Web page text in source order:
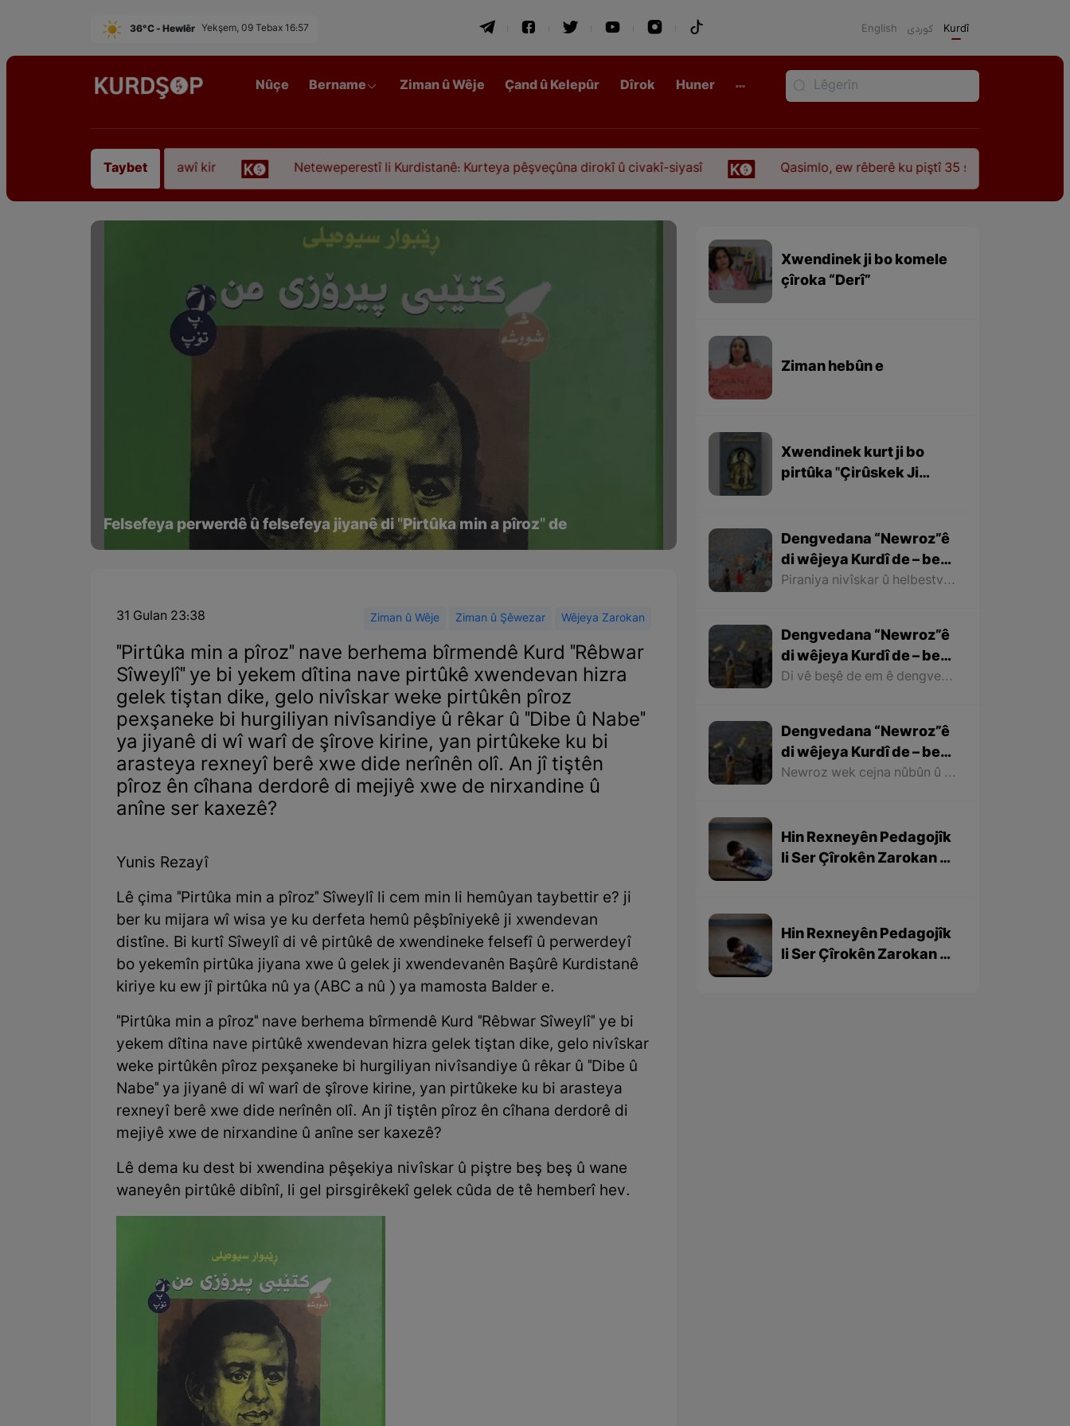
36°C - Hewlêr Yekşem, 09 Tebax 16:57 English كوردی Kurdî
Nûçe Bername Ziman û Wêje Çand û Kelepûr Dîrok Huner
Taybet
Sofyanî” koça dawî kir Neteweperestî li Kurdistanê: Kurteya pêşveçûna dirokî û civakî-siyasî Qasimlo, ew rêberê ku piştî 35 sal ji şehîdbûna wî hê jî
Felsefeya perwerdê û felsefeya jiyanê di "Pirtûka min a pîroz" de
31 Gulan 23:38 Ziman û Wêje Ziman û Şêwezar Wêjeya Zarokan
"Pirtûka min a pîroz" nave berhema bîrmendê Kurd "Rêbwar
Sîweylî" ye bi yekem dîtina nave pirtûkê xwendevan hizra
gelek tiştan dike, gelo nivîskar weke pirtûkên pîroz
pexşaneke bi hurgiliyan nivîsandiye û rêkar û "Dibe û Nabe"
ya jiyanê di wî warî de şîrove kirine, yan pirtûkeke ku bi
arasteya rexneyî berê xwe dide nerînên olî. An jî tiştên
pîroz ên cîhana derdorê di mejiyê xwe de nirxandine û
anîne ser kaxezê?
Yunis Rezayî
Lê çima "Pirtûka min a pîroz" Sîweylî li cem min li hemûyan taybettir e? ji
ber ku mijara wî wisa ye ku derfeta hemû pêşbîniyekê ji xwendevan
distîne. Bi kurtî Sîweylî di vê pirtûkê de xwendineke felsefî û perwerdeyî
bo yekemîn pirtûka jiyana xwe û gelek ji xwendevanên Başûrê Kurdistanê
kiriye ku ew jî pirtûka nû ya (ABC a nû ) ya mamosta Balder e.
"Pirtûka min a pîroz" nave berhema bîrmendê Kurd "Rêbwar Sîweylî" ye bi
yekem dîtina nave pirtûkê xwendevan hizra gelek tiştan dike, gelo nivîskar
weke pirtûkên pîroz pexşaneke bi hurgiliyan nivîsandiye û rêkar û "Dibe û
Nabe" ya jiyanê di wî warî de şîrove kirine, yan pirtûkeke ku bi arasteya
rexneyî berê xwe dide nerînên olî. An jî tiştên pîroz ên cîhana derdorê di
mejiyê xwe de nirxandine û anîne ser kaxezê?
Lê dema ku dest bi xwendina pêşekiya nivîskar û piştre beş beş û wane
waneyên pirtûkê dibînî, li gel pirsgirêkekî gelek cûda de tê hemberî hev.
Xwendinek ji bo komele
çîroka “Derî”
Ziman hebûn e
Xwendinek kurt ji bo
pirtûka ''Çirûskek Ji
Dengvedana “Newroz”ê
di wêjeya Kurdî de – beşa
dawî
Piraniya nivîskar û helbestvanên Kurd di helbest û deqên xwe de behsa Newrozê kirine ku ji ber nebûna derfetê em ê tenê îşareyê bi çend mînak ji helbestên wan bikin. Di dawiyê de ez dixwazim bibêjim ku helbestvanên wek “Muxlîs, Ewnî, Hejar, Zarî, Elî Heseniyanî, Jîla Huseynî, Mihemed Salih Dîlan, Esîrî, Nasir Axabira, Celal Melekşa, Şêrko Bêkes û Ebdulah Paşêw” û hwd, di çend helbestên xwe de behsa Newrozê kirine û bal kişandine ser Kurdistanîbûna Newrozê.
Dengvedana “Newroz”ê
di wêjeya Kurdî de – beşa
2yem
Di vê beşê de em ê dengvedana zêdetir a Newrozê di helbest û deqên Kurdî de rabixine ber çavan. Herwisa pêwîst e em îşare bi wê yekê jî bikin ku tevî wê ku em di vê gotarê de dengvedana “Newroz”ê di edebiyata Kurdî de dibînin, em ê hin nivîskar û helbestvanên xwe binêrin ku mixabin navê hin ji wan hatiye jibîrkirin.
Dengvedana “Newroz”ê
di wêjeya Kurdî de – beşa
1em
Newroz wek cejna nûbûn û azadiyê di wêjeya Kurdî de û li cem helbestvan û nivîskarên Kurd, hertim girîngiya xwe hebûye. Helbestvan û nivîskarên Kurd di helbest û nivîsên xwe de Newroz wek bedewiyek, dergeheke azadiyê û sembola rizgariya netewî bi kar anîne. Ev mijare jî vedigere bo girêdana înkarkirî ya Kurd û Kurdistanê bi Newrozê re.
Hin Rexneyên Pedagojîk
li Ser Çîrokên Zarokan –
Hin Rexneyên Pedagojîk
li Ser Çîrokên Zarokan –